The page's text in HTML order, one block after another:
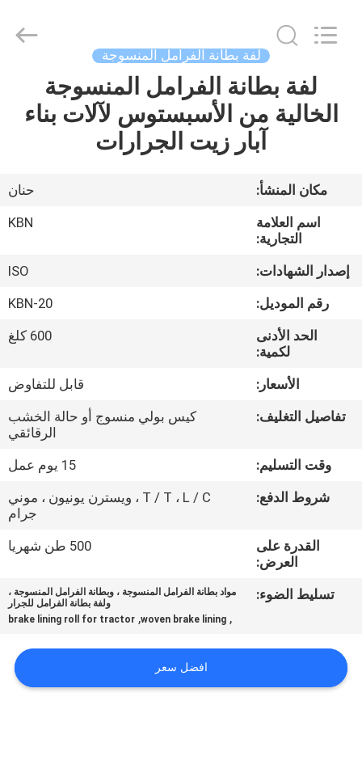
مسكن
معلومات
جولة
المعمل
مراقبة
الجودة
اتصل
اطلب
اقتباس
PRIVACY
لفة بطانة الفرامل المنسوجة
لفة بطانة الفرامل المنسوجة
الخالية من الأسبستوس لآلات بناء
آبار زيت الجرارات
مكان المنشأ:
حنان
اسم العلامة
التجارية:
KBN
إصدار الشهادات:
ISO
رقم الموديل:
KBN-20
الحد الأدنى
لكمية:
600 كلغ
الأسعار:
قابل للتفاوض
تفاصيل التغليف:
كيس بولي منسوج أو حالة الخشب
الرقائقي
وقت التسليم:
15 يوم عمل
شروط الدفع:
T / T ، L / C ، ويسترن يونيون ، موني
جرام
القدرة على
العرض:
500 طن شهريا
تسليط الضوء:
مواد بطانة الفرامل المنسوجة ، وبطانة الفرامل المنسوجة ،
ولفة بطانة الفرامل للجرار
,
woven brake lining
,
brake lining roll for tractor
افضل سعر